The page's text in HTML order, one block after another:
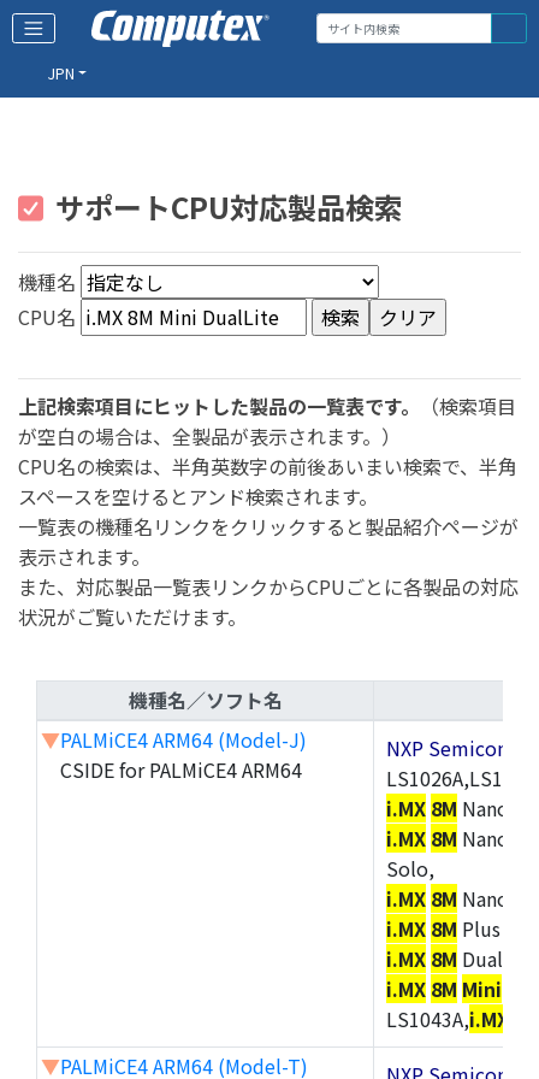
JPN
サポートCPU対応製品検索
機種名
CPU名
上記検索項目にヒットした製品の一覧表です。
（検索項目
が空白の場合は、全製品が表示されます。）
CPU名の検索は、半角英数字の前後あいまい検索で、半角
スペースを空けるとアンド検索されます。
一覧表の機種名リンクをクリックすると製品紹介ページが
表示されます。
また、対応製品一覧表リンクからCPUごとに各製品の対応
状況がご覧いただけます。
機種名／ソフト名
▼PALMiCE4 ARM64 (Model-J)
CSIDE for PALMiCE4 ARM64
NXP
i.MX 8M Nano
i.MX 8M Nano
Solo,
i.MX 8M Nano
i.MX 8M Plus
i.MX 8M Dual,
i.MX 8M Mini
LS1043A,i.MX
▼PALMiCE4 ARM64 (Model-T)